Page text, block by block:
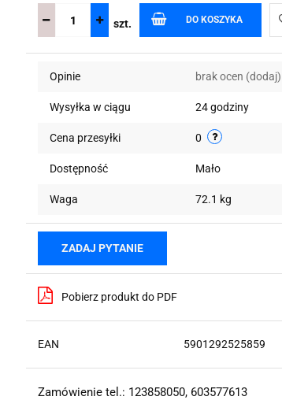
szt. DO KOSZYKA
Opinie brak ocen (dodaj)
Wysyłka w ciągu 24 godziny
Cena przesyłki 0
Dostępność Mało
Waga 72.1 kg
ZADAJ PYTANIE
Pobierz produkt do PDF
EAN 5901292525859
Zamówienie tel.: 123858050, 603577613